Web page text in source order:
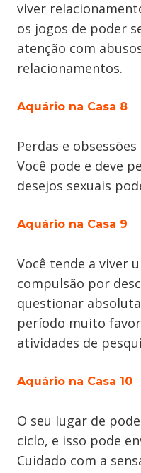
viver
os jogos de poder
atenção com
relacionamentos.
Aquário na Casa 8
Perdas e
Você pode e deve
desejos sexuais
Aquário na Casa 9
Você tende a viver
compulsão por
questionar
período muito
atividades de
Aquário na Casa 10
O seu lugar de
ciclo, e isso pode
Cuidado com a